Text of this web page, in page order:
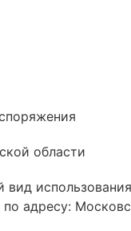
области
адресу: